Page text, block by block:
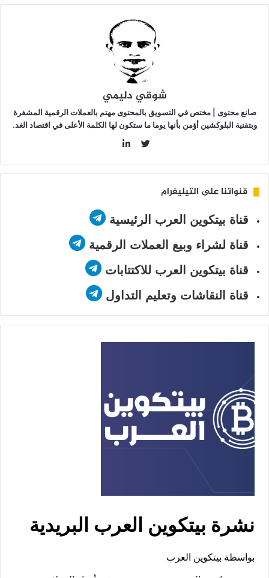
شوقي دليمي
صانع محتوى | مختص في التسويق بالمحتوى مهتم بالعملات الرقمية المشفرة
وبتقنية البلوكشين أؤمن بأنها يوما ما ستكون لها الكلمة الأعلى في اقتصاد الغد.
قنواتنا على التيليغرام
قناة بيتكوين العرب الرئيسية
قناة لشراء وبيع العملات الرقمية
قناة بيتكوين العرب للاكتتابات
قناة النقاشات وتعليم التداول